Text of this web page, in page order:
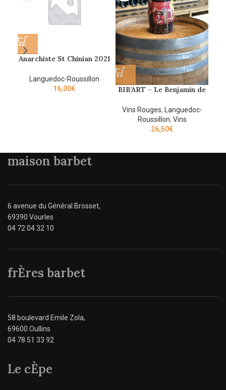
Anarchiste St Chinian 2021
Languedoc-Roussillon
16,00€
BIB’ART – Le Benjamin de
Vins Rouges,
Languedoc-
Roussillon, Vins
26,50€
maison barbet
6 avenue du Général Brosset,
69390 Vourles
04 72 04 32 10
frÈres barbet
58 boulevard Emile Zola,
69600 Oullins
04 78 51 33 92
Le cÈpe